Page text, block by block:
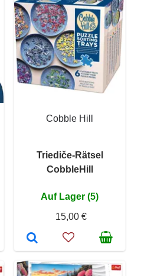
Cobble Hill
Triediče-Rätsel
CobbleHill
Auf Lager (5)
15,00 €